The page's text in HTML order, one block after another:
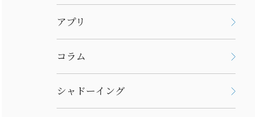
アプリ
コラム
シャドーイング